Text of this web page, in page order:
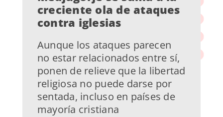
creciente ola de ataques
contra iglesias
Aunque los ataques parecen
no estar relacionados entre sí,
ponen de relieve que la libertad
religiosa no puede darse por
sentada, incluso en países de
mayoría cristiana